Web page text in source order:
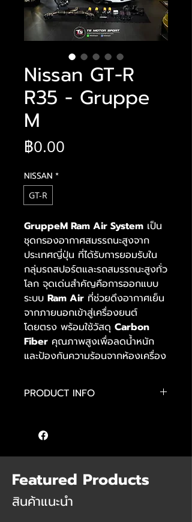
Nissan GT-R
R35 - Gruppe
M
฿0.00
NISSAN *
GT-R
GruppeM Ram Air System เป็น
ชุดกรองอากาศสมรรถนะสูงจาก
ประเทศญี่ปุ่น ที่ได้รับการยอมรับใน
กลุ่มรถสปอร์ตและรถสมรรถนะสูงทั่ว
โลก จุดเด่นสำคัญคือการออกแบบ
ระบบ Ram Air ที่ช่วยดึงอากาศเย็น
จากภายนอกเข้าสู่เครื่องยนต์
โดยตรง พร้อมใช้วัสดุ Carbon
Fiber คุณภาพสูงเพื่อลดน้ำหนัก
และป้องกันความร้อนจากห้องเครื่อง
PRODUCT INFO
Nissan GT-R R35
Engine type: VR38DETT
Featured Products
สินค้าแนะนำ